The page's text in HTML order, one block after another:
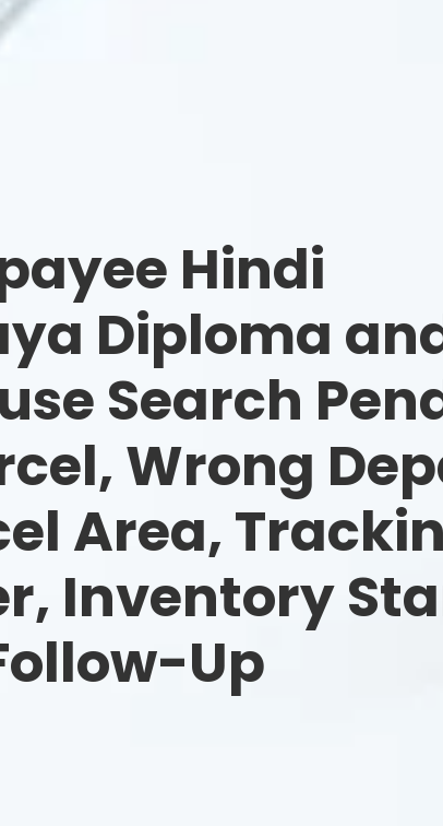
Hindi
Diploma
Search
Wrong
Area,
Inventory
Up